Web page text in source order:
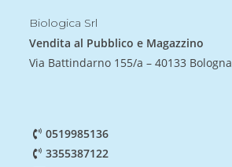
Biologica Srl
Vendita al Pubblico e Magazzino
Via Battindarno 155/a – 40133 Bologna
0519985136
3355387122